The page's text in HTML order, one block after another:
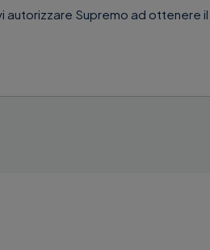
autorizzare Supremo ad ottenere